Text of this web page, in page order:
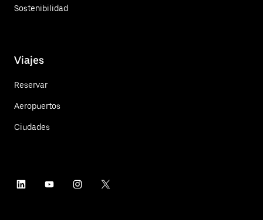
Sostenibilidad
Viajes
Reservar
Aeropuertos
Ciudades